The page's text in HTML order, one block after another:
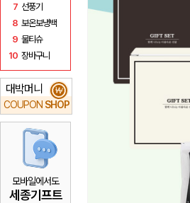
7 선풍기
8 보온보냉백
9 물티슈
10 장바구니
대박머니
COUPON SHOP
₩
모바일에서도
세종기프트